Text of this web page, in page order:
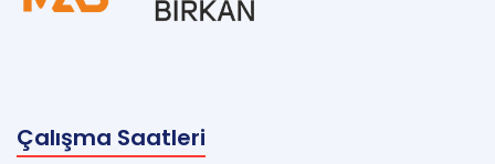
Çalışma Saatleri